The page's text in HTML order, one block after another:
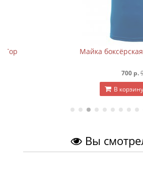
Майка боксёрская
910 р.
В корзину
Вы